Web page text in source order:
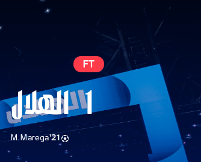
الهلال
M. Marega 21'
FT
1